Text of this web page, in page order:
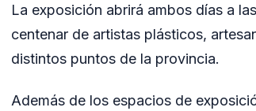
La exposición abrirá ambos días a
centenar de artistas plásticos,
distintos puntos de la provincia.
Además de los espacios de